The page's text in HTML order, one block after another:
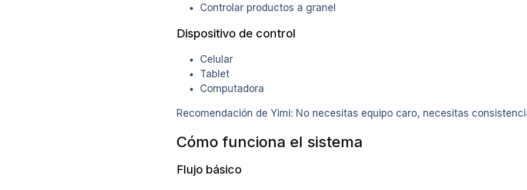
Controlar productos a granel
Dispositivo de control
Celular
Tablet
Computadora
Recomendación de Yimi: No necesitas equipo caro, necesitas
Cómo funciona el sistema
Flujo básico